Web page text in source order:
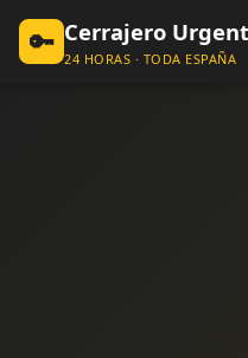
🔑 Cerrajero
24 HORAS · TODA ESPAÑA